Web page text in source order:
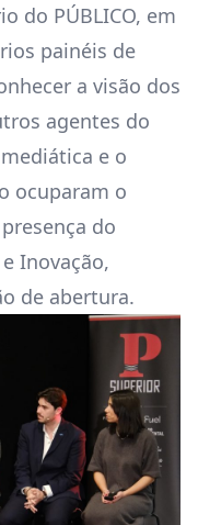
do PÚBLICO, em
painéis de
a visão dos
agentes do
e o
ocuparam o
do
Inovação,
de abertura.